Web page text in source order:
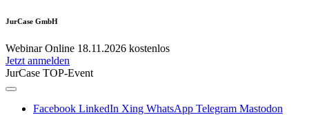
JurCase GmbH
WebinarOnline 18.11.2026 kostenlos
Jetzt anmelden
JurCase TOP-Event
Facebook LinkedIn Xing WhatsApp Telegram Mastodon